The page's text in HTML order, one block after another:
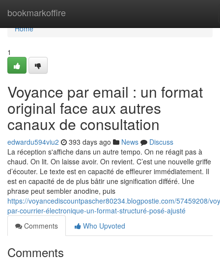
bookmarkoffire
Home
Home
1
Voyance par email : un format
original face aux autres
canaux de consultation
edwardu594viu2 393 days ago News
Discuss
La réception s'affiche dans un autre tempo. On ne réagit pas à
chaud. On lit. On laisse avoir. On revient. C’est une nouvelle griffe
d’écouter. Le texte est en capacité de effleurer immédiatement. Il
est en capacité de de plus bâtir une signification différé. Une
phrase peut sembler anodine, puis
https://voyancediscountpascher80234.blogpostie.com/57459208/
par-courrier-électronique-un-format-structuré-posé-ajusté
Comments
Who Upvoted
Comments